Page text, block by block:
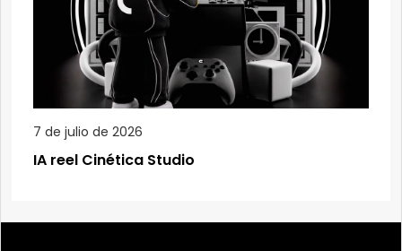
7 de julio de 2026
IA reel Cinética Studio